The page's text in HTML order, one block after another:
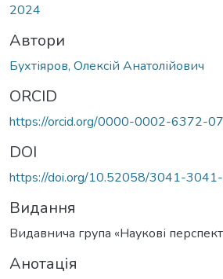
2024
Автори
Бухтіяров, Олексій Анатолійович
ORCID
https://orcid.org/0000-0002-6372-
DOI
https://doi.org/10.52058/3041-
Видання
Видавнича група «Наукові
Анотація